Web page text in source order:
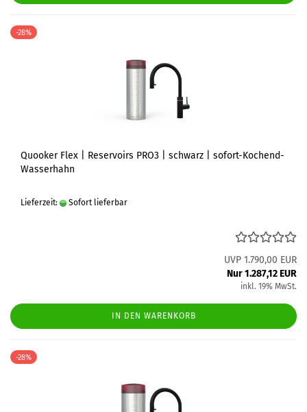
-28%
Quooker Flex | Reservoirs PRO3 | schwarz | sofort-Kochend-
Wasserhahn
Lieferzeit: Sofort lieferbar
UVP 1.790,00 EUR
Nur 1.287,12 EUR
inkl. 19% MwSt.
IN DEN WARENKORB
-28%